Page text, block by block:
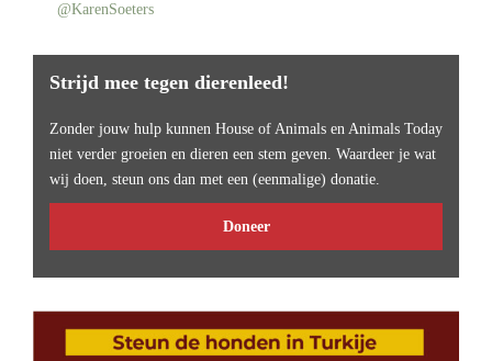
@KarenSoeters
Strijd mee tegen dierenleed!
Zonder jouw hulp kunnen House of Animals en Animals Today
niet verder groeien en dieren een stem geven. Waardeer je wat
wij doen, steun ons dan met een (eenmalige) donatie.
Doneer